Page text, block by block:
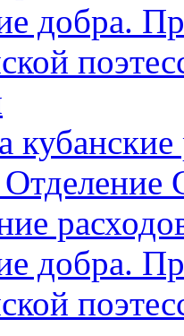
добра.
добра.